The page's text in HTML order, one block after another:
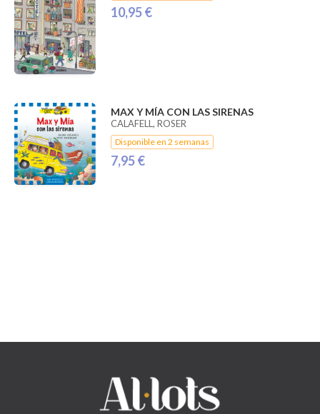
10,95 €
MAX Y MÍA CON LAS SIRENAS
CALAFELL, ROSER
Disponible en 2 semanas
7,95 €